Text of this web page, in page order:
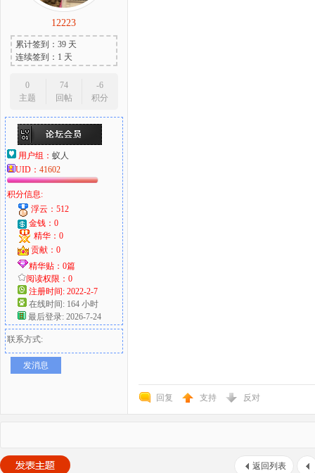
12223
累计签到：39 天
连续签到：1 天
0
主题
74
回帖
-6
积分
用户组： 蚁人
UID： 41602
积分信息:
浮云：512
金钱：0
精华：0
贡献：0
精华贴：0篇
阅读权限：0
注册时间: 2022-2-7
在线时间: 164 小时
最后登录: 2026-7-24
联系方式:
发消息
回复 支持 反对
返回列表